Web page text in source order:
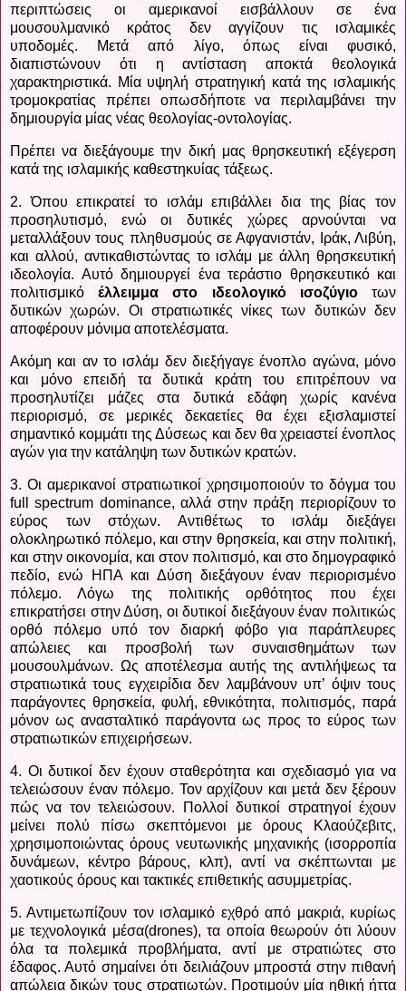
περιπτώσεις οι αμερικανοί εισβάλλουν σε ένα
μουσουλμανικό κράτος δεν αγγίζουν τις ισλαμικές
υποδομές. Μετά από λίγο, όπως είναι φυσικό,
διαπιστώνουν ότι η αντίσταση αποκτά θεολογικά
χαρακτηριστικά. Μία υψηλή στρατηγική κατά της ισλαμικής
τρομοκρατίας πρέπει οπωσδήποτε να περιλαμβάνει την
δημιουργία μίας νέας θεολογίας-οντολογίας.
Πρέπει να διεξάγουμε την δική μας θρησκευτική εξέγερση
κατά της ισλαμικής καθεστηκυίας τάξεως.
2. Όπου επικρατεί το ισλάμ επιβάλλει δια της βίας τον
προσηλυτισμό, ενώ οι δυτικές χώρες αρνούνται να
μεταλλάξουν τους πληθυσμούς σε Αφγανιστάν, Ιράκ, Λιβύη,
και αλλού, αντικαθιστώντας το ισλάμ με άλλη θρησκευτική
ιδεολογία. Αυτό δημιουργεί ένα τεράστιο θρησκευτικό και
πολιτισμικόέλλειμμα στο ιδεολογικό ισοζύγιοτων
δυτικών χωρών. Οι στρατιωτικές νίκες των δυτικών δεν
αποφέρουν μόνιμα αποτελέσματα.
Ακόμη και αν το ισλάμ δεν διεξήγαγε ένοπλο αγώνα, μόνο
και μόνο επειδή τα δυτικά κράτη του επιτρέπουν να
προσηλυτίζει μάζες στα δυτικά εδάφη χωρίς κανένα
περιορισμό, σε μερικές δεκαετίες θα έχει εξισλαμιστεί
σημαντικό κομμάτι της Δύσεως και δεν θα χρειαστεί ένοπλος
αγών για την κατάληψη των δυτικών κρατών.
3. Οι αμερικανοί στρατιωτικοί χρησιμοποιούν το δόγμα του
full spectrum dominance, αλλά στην πράξη περιορίζουν το
εύρος των στόχων. Αντιθέτως το ισλάμ διεξάγει
ολοκληρωτικό πόλεμο, και στην θρησκεία, και στην πολιτική,
και στην οικονομία, και στον πολιτισμό, και στο δημογραφικό
πεδίο, ενώ ΗΠΑ και Δύση διεξάγουν έναν περιορισμένο
πόλεμο. Λόγω της πολιτικής ορθότητος που έχει
επικρατήσει στην Δύση, οι δυτικοί διεξάγουν έναν πολιτικώς
ορθό πόλεμο υπό τον διαρκή φόβο για παράπλευρες
απώλειες και προσβολή των συναισθημάτων των
μουσουλμάνων. Ως αποτέλεσμα αυτής της αντιλήψεως τα
στρατιωτικά τους εγχειρίδια δεν λαμβάνουν υπ’ όψιν τους
παράγοντες θρησκεία, φυλή, εθνικότητα, πολιτισμός, παρά
μόνον ως ανασταλτικό παράγοντα ως προς το εύρος των
στρατιωτικών επιχειρήσεων.
4. Οι δυτικοί δεν έχουν σταθερότητα και σχεδιασμό για να
τελειώσουν έναν πόλεμο. Τον αρχίζουν και μετά δεν ξέρουν
πώς να τον τελειώσουν. Πολλοί δυτικοί στρατηγοί έχουν
μείνει πολύ πίσω σκεπτόμενοι με όρους Κλαούζεβιτς,
χρησιμοποιώντας όρους νευτωνικής μηχανικής (ισορροπία
δυνάμεων, κέντρο βάρους, κλπ), αντί να σκέπτωνται με
χαοτικούς όρους και τακτικές επιθετικής ασυμμετρίας.
5. Αντιμετωπίζουν τον ισλαμικό εχθρό από μακριά, κυρίως
με τεχνολογικά μέσα(drones), τα οποία θεωρούν ότι λύουν
όλα τα πολεμικά προβλήματα, αντί με στρατιώτες στο
έδαφος. Αυτό σημαίνει ότι δειλιάζουν μπροστά στην πιθανή
απώλεια δικών τους στρατιωτών. Προτιμούν μία ηθική ήττα